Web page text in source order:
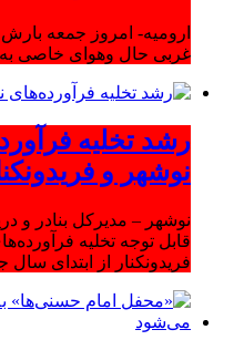
ارومیه- امروز جمعه
غربی حال وهوای خاصی
رشد تخلیه
نوشهر و
نوشهر – مدیرکل بنادر و
قابل توجه تخلیه
فریدونکنار از ابتدای سال